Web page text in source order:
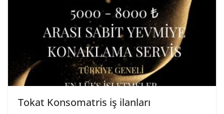
Tokat Konsomatris iş ilanları